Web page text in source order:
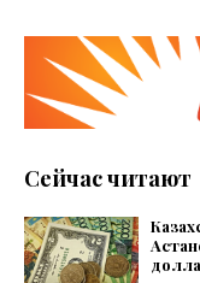
Сейчас читают